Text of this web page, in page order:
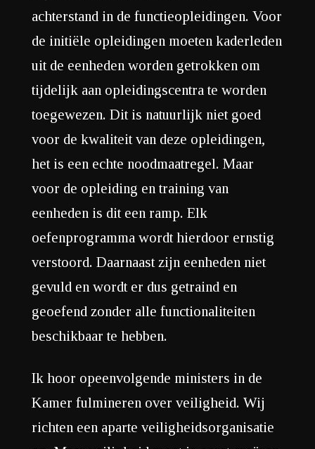
achterstand in de functieopleidingen. Voor
de initiële opleidingen moeten kaderleden
uit de eenheden worden getrokken om
tijdelijk aan opleidingscentra te worden
toegewezen. Dit is natuurlijk niet goed
voor de kwaliteit van deze opleidingen,
het is een echte noodmaatregel. Maar
voor de opleiding en training van
eenheden is dit een ramp. Elk
oefenprogramma wordt hierdoor ernstig
verstoord. Daarnaast zijn eenheden niet
gevuld en wordt er dus getraind en
geoefend zonder alle functionaliteiten
beschikbaar te hebben.
Ik hoor opeenvolgende ministers in de
Kamer fulmineren over veiligheid. Wij
richten een aparte veiligheidsorganisatie